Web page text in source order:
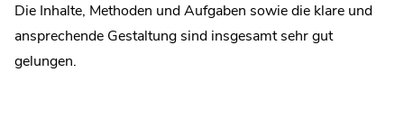
Die Inhalte, Methoden und Aufgaben sowie die klare und
ansprechende Gestaltung sind insgesamt sehr gut
gelungen.